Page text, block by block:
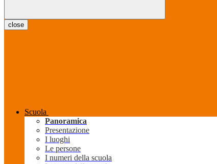
close
Scuola
Panoramica
Presentazione
I luoghi
Le persone
I numeri della scuola